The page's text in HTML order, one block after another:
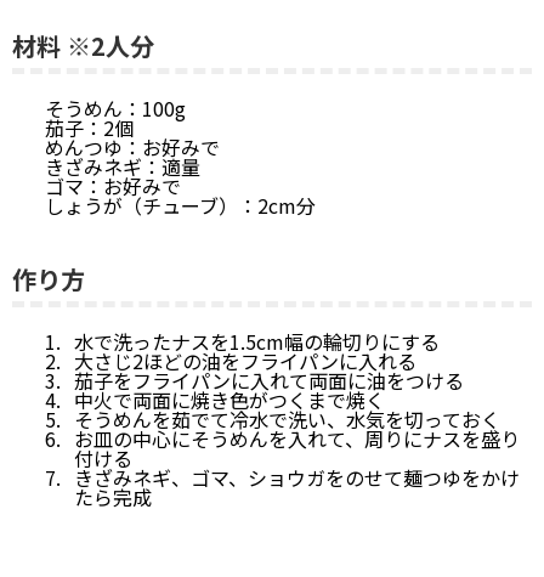
材料 ※2人分
そうめん：100g
茄子：2個
めんつゆ：お好みで
きざみネギ：適量
ゴマ：お好みで
しょうが（チューブ）：2cm分
作り方
水で洗ったナスを1.5cm幅の輪切りにする
大さじ2ほどの油をフライパンに入れる
茄子をフライパンに入れて両面に油をつける
中火で両面に焼き色がつくまで焼く
そうめんを茹でて冷水で洗い、水気を切っておく
お皿の中心にそうめんを入れて、周りにナスを盛り
付ける
きざみネギ、ゴマ、ショウガをのせて麺つゆをかけ
たら完成